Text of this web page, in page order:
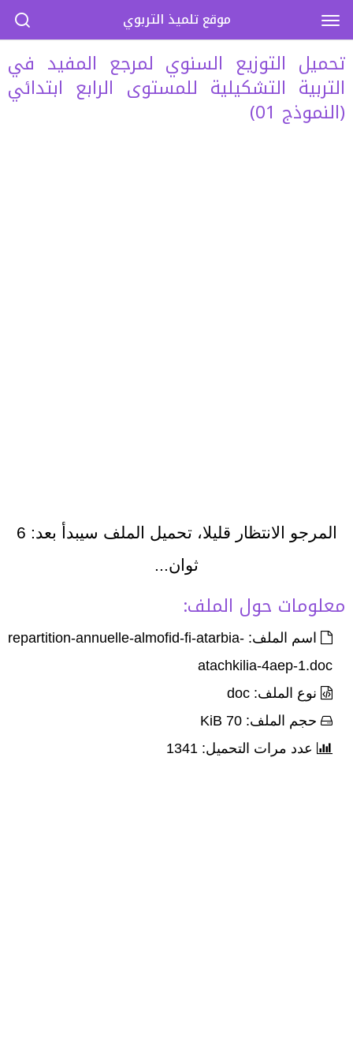
تحميل التوزيع السنوي لمرجع المفيد في
التربية التشكيلية للمستوى الرابع ابتدائي
(النموذج 01)
المرجو الانتظار قليلا، تحميل الملف سيبدأ بعد: 6
ثوان...
معلومات حول الملف:
اسم الملف: repartition-annuelle-almofid-fi-atarbia-
atachkilia-4aep-1.doc
نوع الملف: doc
حجم الملف: 70 KiB
عدد مرات التحميل: 1341
موقع تلميذ التربوي